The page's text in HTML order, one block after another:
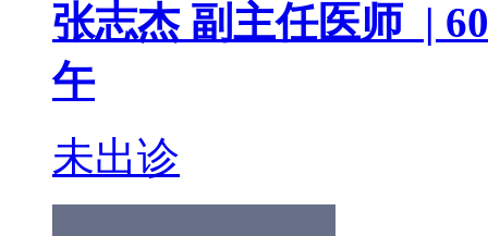
张志杰 副主任医师 |
午
未出诊